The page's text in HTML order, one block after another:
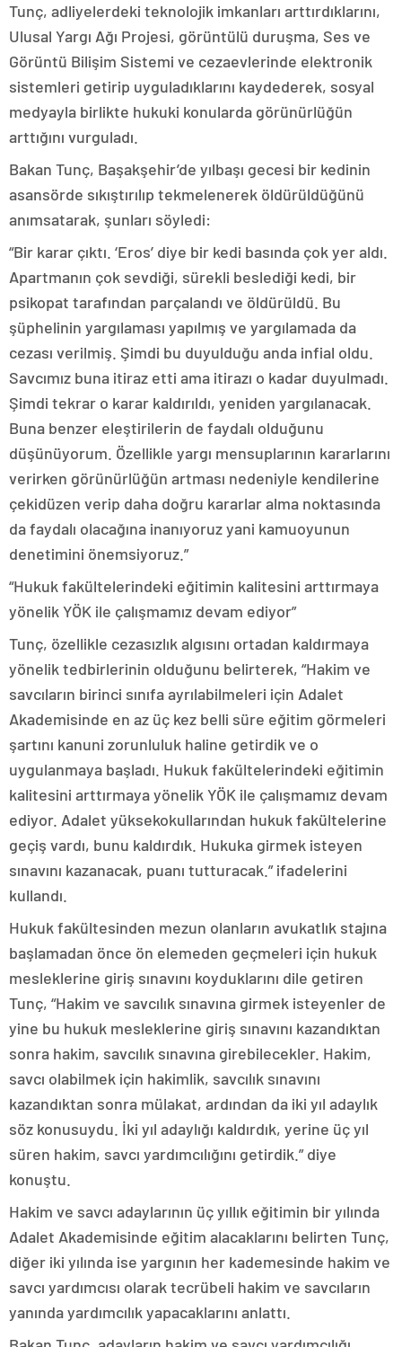
Tunç, adliyelerdeki teknolojik imkanları arttırdıklarını,
Ulusal Yargı Ağı Projesi, görüntülü duruşma, Ses ve
Görüntü Bilişim Sistemi ve cezaevlerinde elektronik
sistemleri getirip uyguladıklarını kaydederek, sosyal
medyayla birlikte hukuki konularda görünürlüğün
arttığını vurguladı.
Bakan Tunç, Başakşehir’de yılbaşı gecesi bir kedinin
asansörde sıkıştırılıp tekmelenerek öldürüldüğünü
anımsatarak, şunları söyledi:
“Bir karar çıktı. ‘Eros’ diye bir kedi basında çok yer aldı.
Apartmanın çok sevdiği, sürekli beslediği kedi, bir
psikopat tarafından parçalandı ve öldürüldü. Bu
şüphelinin yargılaması yapılmış ve yargılamada da
cezası verilmiş. Şimdi bu duyulduğu anda infial oldu.
Savcımız buna itiraz etti ama itirazı o kadar duyulmadı.
Şimdi tekrar o karar kaldırıldı, yeniden yargılanacak.
Buna benzer eleştirilerin de faydalı olduğunu
düşünüyorum. Özellikle yargı mensuplarının kararlarını
verirken görünürlüğün artması nedeniyle kendilerine
çekidüzen verip daha doğru kararlar alma noktasında
da faydalı olacağına inanıyoruz yani kamuoyunun
denetimini önemsiyoruz.”
“Hukuk fakültelerindeki eğitimin kalitesini arttırmaya
yönelik YÖK ile çalışmamız devam ediyor”
Tunç, özellikle cezasızlık algısını ortadan kaldırmaya
yönelik tedbirlerinin olduğunu belirterek, “Hakim ve
savcıların birinci sınıfa ayrılabilmeleri için Adalet
Akademisinde en az üç kez belli süre eğitim görmeleri
şartını kanuni zorunluluk haline getirdik ve o
uygulanmaya başladı. Hukuk fakültelerindeki eğitimin
kalitesini arttırmaya yönelik YÖK ile çalışmamız devam
ediyor. Adalet yüksekokullarından hukuk fakültelerine
geçiş vardı, bunu kaldırdık. Hukuka girmek isteyen
sınavını kazanacak, puanı tutturacak.” ifadelerini
kullandı.
Hukuk fakültesinden mezun olanların avukatlık stajına
başlamadan önce ön elemeden geçmeleri için hukuk
mesleklerine giriş sınavını koyduklarını dile getiren
Tunç, “Hakim ve savcılık sınavına girmek isteyenler de
yine bu hukuk mesleklerine giriş sınavını kazandıktan
sonra hakim, savcılık sınavına girebilecekler. Hakim,
savcı olabilmek için hakimlik, savcılık sınavını
kazandıktan sonra mülakat, ardından da iki yıl adaylık
söz konusuydu. İki yıl adaylığı kaldırdık, yerine üç yıl
süren hakim, savcı yardımcılığını getirdik.” diye
konuştu.
Hakim ve savcı adaylarının üç yıllık eğitimin bir yılında
Adalet Akademisinde eğitim alacaklarını belirten Tunç,
diğer iki yılında ise yargının her kademesinde hakim ve
savcı yardımcısı olarak tecrübeli hakim ve savcıların
yanında yardımcılık yapacaklarını anlattı.